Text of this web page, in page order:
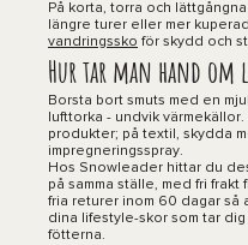
På korta, torra och
längre turer eller mer
vandringssko för skydd och
Hur tar man hand om
Borsta bort smuts med en
lufttorka - undvik
produkter; på textil, skydda
impregneringsspray.
Hos Snowleader hittar du
på samma ställe, med fri frakt
fria returer inom 60 dagar så
dina lifestyle-skor som tar
fötterna.